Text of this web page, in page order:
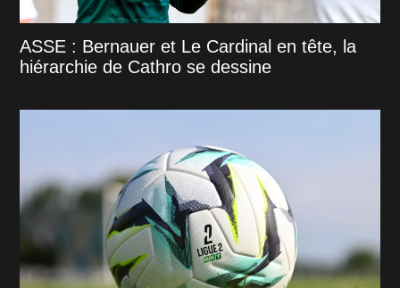
ASSE : Bernauer et Le Cardinal en tête, la
hiérarchie de Cathro se dessine